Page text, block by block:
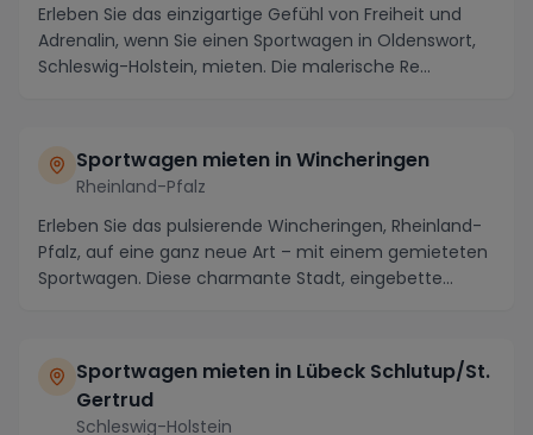
Erleben Sie das einzigartige Gefühl von Freiheit und
Adrenalin, wenn Sie einen Sportwagen in Oldenswort,
Schleswig-Holstein, mieten. Die malerische Re...
Sportwagen mieten in Wincheringen
Rheinland-Pfalz
Erleben Sie das pulsierende Wincheringen, Rheinland-
Pfalz, auf eine ganz neue Art – mit einem gemieteten
Sportwagen. Diese charmante Stadt, eingebette...
Sportwagen mieten in Lübeck Schlutup/St.
Gertrud
Schleswig-Holstein